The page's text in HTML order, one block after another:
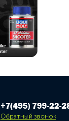
+7(495) 799-22-
Обратный звонок